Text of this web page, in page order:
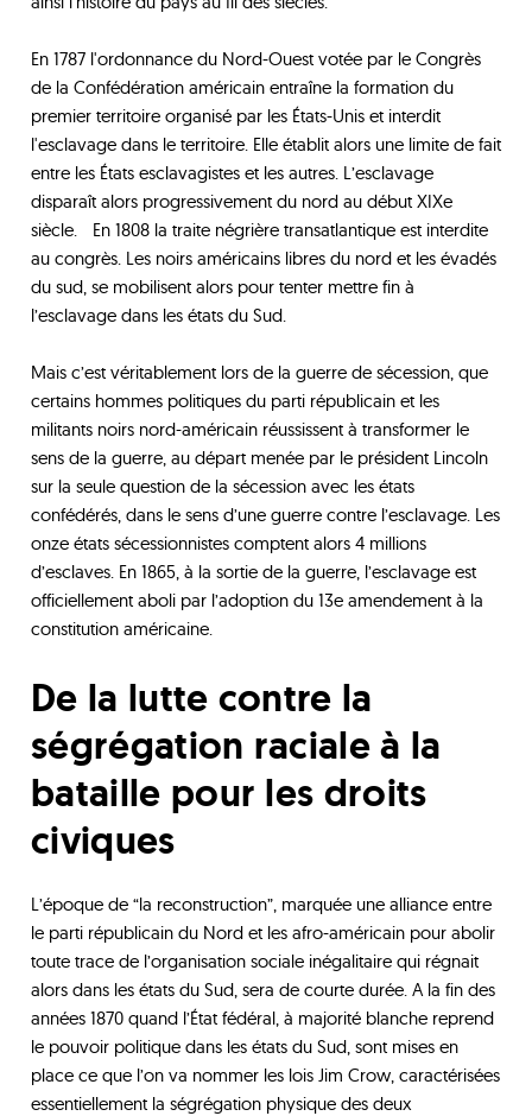
En 1787 l'ordonnance du Nord-Ouest votée par le Congrès
de la Confédération américain entraîne la formation du
premier territoire organisé par les États-Unis et interdit
l'esclavage dans le territoire. Elle établit alors une limite de fait
entre les États esclavagistes et les autres. L’esclavage
disparaît alors progressivement du nord au début XIXe
siècle. En 1808 la traite négrière transatlantique est interdite
au congrès. Les noirs américains libres du nord et les évadés
du sud, se mobilisent alors pour tenter mettre fin à
l’esclavage dans les états du Sud.
Mais c’est véritablement lors de la guerre de sécession, que
certains hommes politiques du parti républicain et les
militants noirs nord-américain réussissent à transformer le
sens de la guerre, au départ menée par le président Lincoln
sur la seule question de la sécession avec les états
confédérés, dans le sens d’une guerre contre l’esclavage. Les
onze états sécessionnistes comptent alors 4 millions
d’esclaves. En 1865, à la sortie de la guerre, l’esclavage est
officiellement aboli par l’adoption du 13e amendement à la
constitution américaine.
De la lutte contre la
ségrégation raciale à la
bataille pour les droits
civiques
L’époque de “la reconstruction”, marquée une alliance entre
le parti républicain du Nord et les afro-américain pour abolir
toute trace de l’organisation sociale inégalitaire qui régnait
alors dans les états du Sud, sera de courte durée. A la fin des
années 1870 quand l’État fédéral, à majorité blanche reprend
le pouvoir politique dans les états du Sud, sont mises en
place ce que l’on va nommer les lois Jim Crow, caractérisées
essentiellement la ségrégation physique des deux